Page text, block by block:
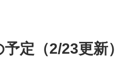
予定（2/23更新